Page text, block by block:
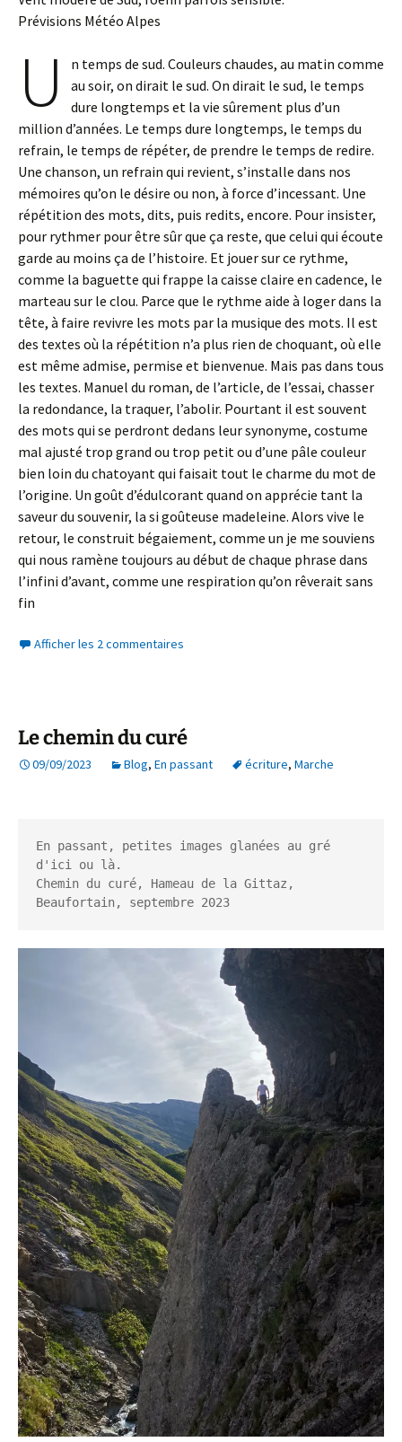
Prévisions Météo Alpes
U
n temps de sud. Couleurs chaudes, au matin comme
au soir, on dirait le sud. On dirait le sud, le temps
dure longtemps et la vie sûrement plus d’un
million d’années. Le temps dure longtemps, le temps du
refrain, le temps de répéter, de prendre le temps de redire.
Une chanson, un refrain qui revient, s’installe dans nos
mémoires qu’on le désire ou non, à force d’incessant. Une
répétition des mots, dits, puis redits, encore. Pour insister,
pour rythmer pour être sûr que ça reste, que celui qui écoute
garde au moins ça de l’histoire. Et jouer sur ce rythme,
comme la baguette qui frappe la caisse claire en cadence, le
marteau sur le clou. Parce que le rythme aide à loger dans la
tête, à faire revivre les mots par la musique des mots. Il est
des textes où la répétition n’a plus rien de choquant, où elle
est même admise, permise et bienvenue. Mais pas dans tous
les textes. Manuel du roman, de l’article, de l’essai, chasser
la redondance, la traquer, l’abolir. Pourtant il est souvent
des mots qui se perdront dedans leur synonyme, costume
mal ajusté trop grand ou trop petit ou d’une pâle couleur
bien loin du chatoyant qui faisait tout le charme du mot de
l’origine. Un goût d’édulcorant quand on apprécie tant la
saveur du souvenir, la si goûteuse madeleine. Alors vive le
retour, le construit bégaiement, comme un je me souviens
qui nous ramène toujours au début de chaque phrase dans
l’infini d’avant, comme une respiration qu’on rêverait sans
fin
Afficher les 2 commentaires
Le chemin du curé
09/09/2023 Blog, En passant écriture, Marche
En passant, petites images glanées au gré
d'ici ou là.
Chemin du curé, Hameau de la Gittaz,
Beaufortain, septembre 2023